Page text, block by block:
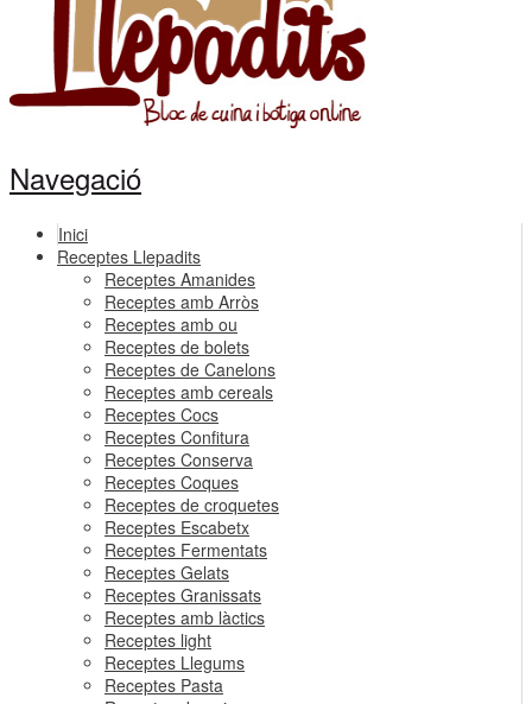
Navegació
Inici
Receptes Llepadits
Receptes Amanides
Receptes amb Arròs
Receptes amb ou
Receptes de bolets
Receptes de Canelons
Receptes amb cereals
Receptes Cocs
Receptes Confitura
Receptes Conserva
Receptes Coques
Receptes de croquetes
Receptes Escabetx
Receptes Fermentats
Receptes Gelats
Receptes Granissats
Receptes amb làctics
Receptes light
Receptes Llegums
Receptes Pasta